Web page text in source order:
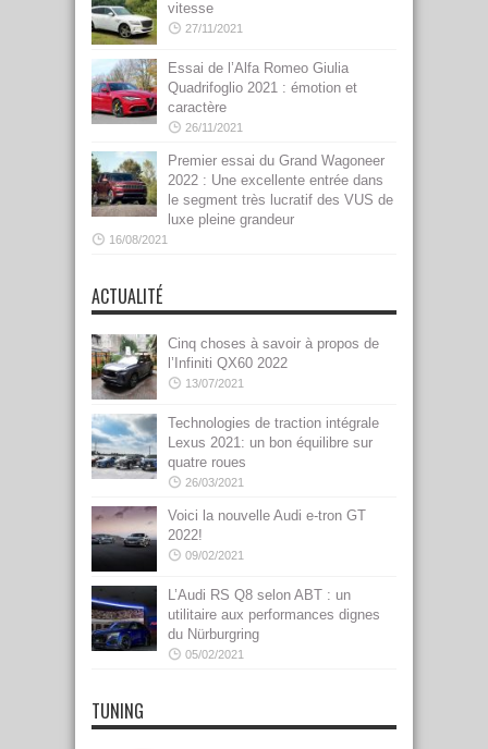
vitesse
27/11/2021
Essai de l’Alfa Romeo Giulia
Quadrifoglio 2021 : émotion et
caractère
26/11/2021
Premier essai du Grand Wagoneer
2022 : Une excellente entrée dans
le segment très lucratif des VUS de
luxe pleine grandeur
16/08/2021
ACTUALITÉ
Cinq choses à savoir à propos de
l’Infiniti QX60 2022
13/07/2021
Technologies de traction intégrale
Lexus 2021: un bon équilibre sur
quatre roues
26/03/2021
Voici la nouvelle Audi e-tron GT
2022!
09/02/2021
L’Audi RS Q8 selon ABT : un
utilitaire aux performances dignes
du Nürburgring
05/02/2021
TUNING